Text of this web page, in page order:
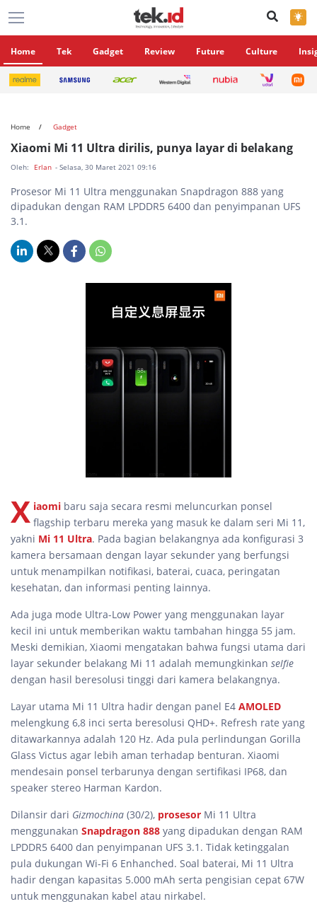
×
Home Tek Gadget Review Future Culture
Home Gadget
Xiaomi Mi 11 Ultra dirilis, punya layar di belakang
Oleh: Erlan - Selasa, 30 Maret 2021 09:16
Prosesor Mi 11 Ultra menggunakan Snapdragon 888 yang
dipadukan dengan RAM LPDDR5 6400 dan penyimpanan UFS
3.1.
X iaomi baru saja secara resmi meluncurkan ponsel
flagship terbaru mereka yang masuk ke dalam seri Mi 11,
yakni Mi 11 Ultra. Pada bagian belakangnya ada konfigurasi 3
kamera bersamaan dengan layar sekunder yang berfungsi
untuk menampilkan notifikasi, baterai, cuaca, peringatan
kesehatan, dan informasi penting lainnya.
Ada juga mode Ultra-Low Power yang menggunakan layar
kecil ini untuk memberikan waktu tambahan hingga 55 jam.
Meski demikian, Xiaomi mengatakan bahwa fungsi utama dari
layar sekunder belakang Mi 11 adalah memungkinkan selfie
dengan hasil beresolusi tinggi dari kamera belakangnya.
Layar utama Mi 11 Ultra hadir dengan panel E4 AMOLED
melengkung 6,8 inci serta beresolusi QHD+. Refresh rate yang
ditawarkannya adalah 120 Hz. Ada pula perlindungan Gorilla
Glass Victus agar lebih aman terhadap benturan. Xiaomi
mendesain ponsel terbarunya dengan sertifikasi IP68, dan
speaker stereo Harman Kardon.
Dilansir dari Gizmochina (30/2), prosesor Mi 11 Ultra
menggunakan Snapdragon 888 yang dipadukan dengan RAM
LPDDR5 6400 dan penyimpanan UFS 3.1. Tidak ketinggalan
pula dukungan Wi-Fi 6 Enhanched. Soal baterai, Mi 11 Ultra
hadir dengan kapasitas 5.000 mAh serta pengisian cepat 67W
untuk menggunakan kabel atau nirkabel.